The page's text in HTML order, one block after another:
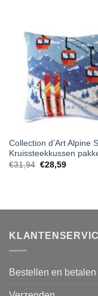
Collection d’Art Alpine
Kruissteekkussen
€31,94 €28,59
Bestellen en betalen